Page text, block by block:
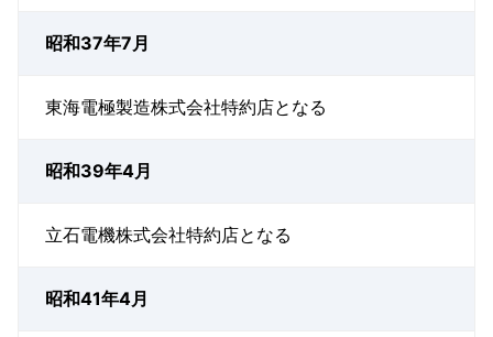
昭和37年7月
東海電極製造株式会社特約店となる
昭和39年4月
立石電機株式会社特約店となる
昭和41年4月